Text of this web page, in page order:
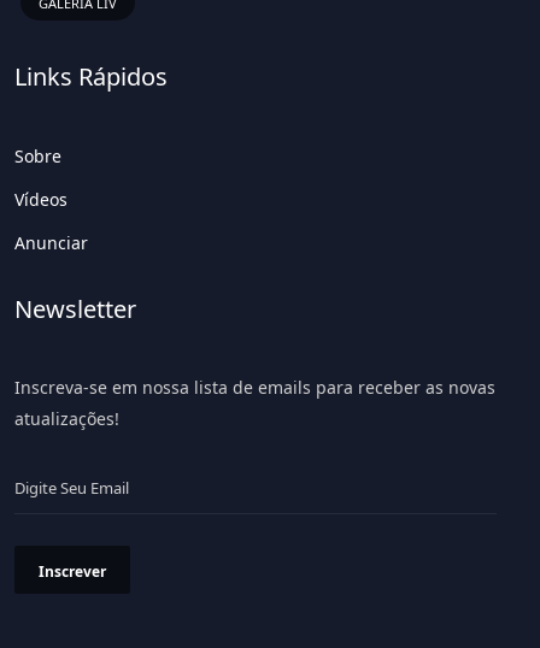
Links Rápidos
Sobre
Vídeos
Anunciar
Newsletter
Inscreva-se em nossa lista de emails para receber as novas
atualizações!
Inscrever